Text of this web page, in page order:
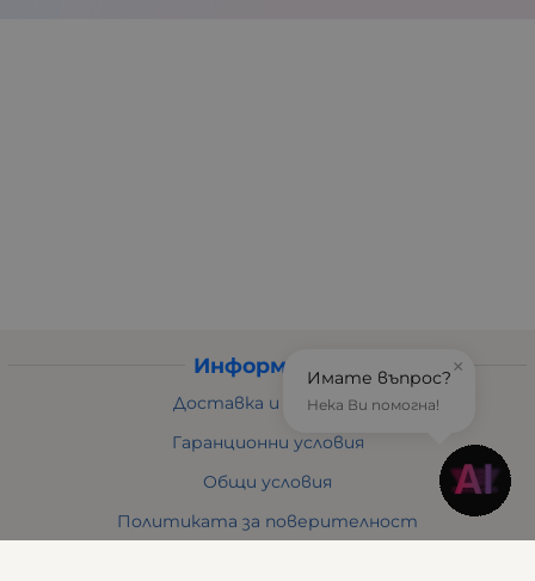
Информация
Доставка и плащане
Гаранционни условия
Общи условия
Политиката за поверителност
×
Имате въпрос?
Нека Ви помогна!